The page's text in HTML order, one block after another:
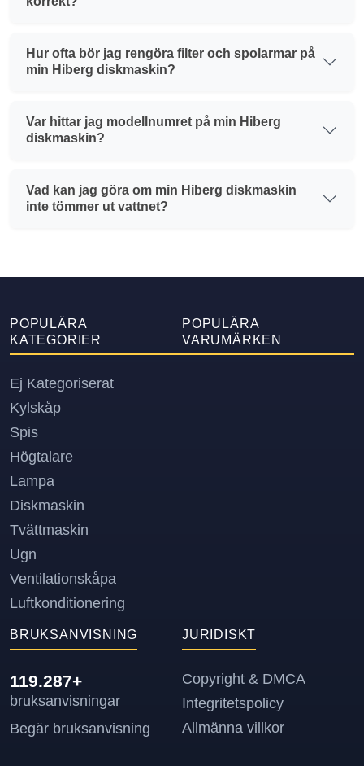
Hur ofta bör jag rengöra filter och spolarmar på
min Hiberg diskmaskin?
Var hittar jag modellnumret på min Hiberg
diskmaskin?
Vad kan jag göra om min Hiberg diskmaskin
inte tömmer ut vattnet?
POPULÄRA
KATEGORIER
Ej Kategoriserat
Kylskåp
Spis
Högtalare
Lampa
Diskmaskin
Tvättmaskin
Ugn
Ventilationskåpa
Luftkonditionering
POPULÄRA
VARUMÄRKEN
BRUKSANVISNING
119.287+
bruksanvisningar
Begär bruksanvisning
JURIDISKT
Copyright & DMCA
Integritetspolicy
Allmänna villkor